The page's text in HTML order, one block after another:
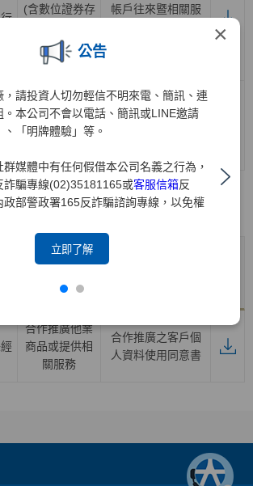
×
公告
，請投資人切勿輕信不明來電、簡訊、連
。本公司不會以電話、簡訊或LINE邀請
、「明牌體驗」等。
媒體中有任何假借本公司名義之行為，
詐騙專線(02)35181165或客服信箱反
政部警政署165反詐騙諮詢專線，以免權
立即了解
(含數位證券存
一般證券存款
帳戶 )
帳戶往來暨相關服
證券經紀業務
之開戶
(含海外複委託
合作推廣產品
合作推廣他業
商品或提供相
關服務
合作推廣之客戶個
人資料使用同意書